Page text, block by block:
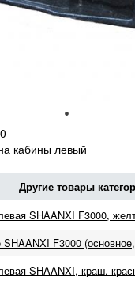
кабины левый
Другие товары
SHAANXI F3000,
F3000 (основное,
SHAANXI, краш.